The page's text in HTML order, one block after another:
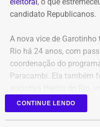
divulgadas por Janones
candidato Republicanos.
A nova vice de
Rio há 24 anos, com
coordenação do
Paracambi. Ela também
feridos e a familiares de
CONTINUE LENDO